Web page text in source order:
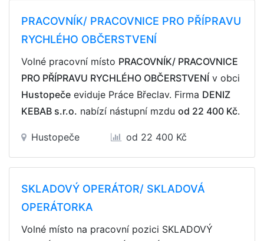
PRACOVNÍK/ PRACOVNICE PRO PŘÍPRAVU
RYCHLÉHO OBČERSTVENÍ
Volné pracovní místo PRACOVNÍK/ PRACOVNICE
PRO PŘÍPRAVU RYCHLÉHO OBČERSTVENÍ v obci
Hustopeče eviduje Práce Břeclav. Firma DENIZ
KEBAB s.r.o. nabízí nástupní mzdu od 22 400 Kč.
Hustopeče od 22 400 Kč
SKLADOVÝ OPERÁTOR/ SKLADOVÁ
OPERÁTORKA
Volné místo na pracovní pozici SKLADOVÝ